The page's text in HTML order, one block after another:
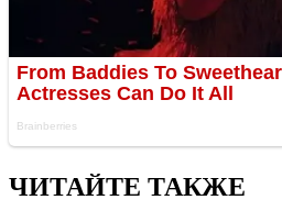
ЧИТАЙТЕ ТАКЖЕ